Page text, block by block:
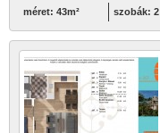
méret: 43m² szobák: 2